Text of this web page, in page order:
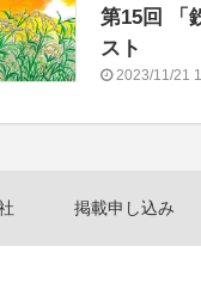
第15回 「
スト
2023/11/21
掲載申し込み